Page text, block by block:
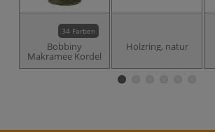
34 Farben
Bobbiny
Makramee Kordel
Holzring, natur